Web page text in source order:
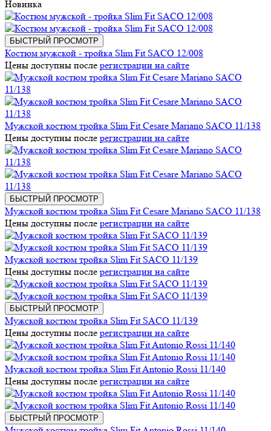
Новинка
БЫСТРЫЙ ПРОСМОТР
Костюм мужской - тройка Slim Fit SACO 12/008
Цены доступны после регистрации на сайте
Мужской костюм тройка Slim Fit Cesare Mariano SACO 11/138
Цены доступны после регистрации на сайте
БЫСТРЫЙ ПРОСМОТР
Мужской костюм тройка Slim Fit Cesare Mariano SACO 11/138
Цены доступны после регистрации на сайте
Мужской костюм тройка Slim Fit SACO 11/139
Цены доступны после регистрации на сайте
БЫСТРЫЙ ПРОСМОТР
Мужской костюм тройка Slim Fit SACO 11/139
Цены доступны после регистрации на сайте
Мужской костюм тройка Slim Fit Antonio Rossi 11/140
Цены доступны после регистрации на сайте
БЫСТРЫЙ ПРОСМОТР